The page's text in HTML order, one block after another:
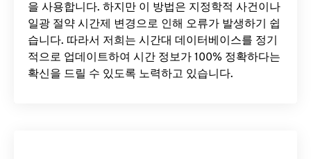
을 사용합니다. 하지만 이 방법은 지정학적 사건이나
일광 절약 시간제 변경으로 인해 오류가 발생하기 쉽
습니다. 따라서 저희는 시간대 데이터베이스를 정기
적으로 업데이트하여 시간 정보가 100% 정확하다는
확신을 드릴 수 있도록 노력하고 있습니다.